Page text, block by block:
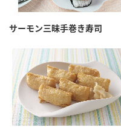
つゆ
スープ
商品ブランドサイト
カンタン酢
お酢ドリンク
味ぽん
ぽん酢
企業情報
ミツカングループについて
企業理念
ミツカンを知る
環境への取り
採用情報
サーモン三昧手巻き寿司